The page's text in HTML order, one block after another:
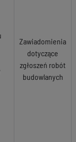
Zawiadomienia
dotyczące
zgłoszeń robót
budowlanych